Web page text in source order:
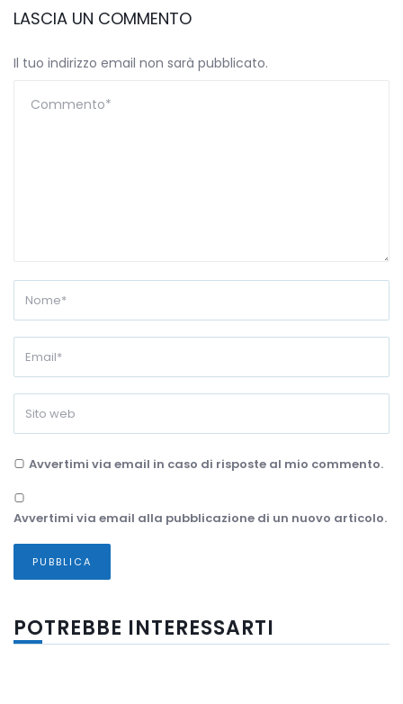
LASCIA UN COMMENTO
Il tuo indirizzo email non sarà pubblicato.
Avvertimi via email in caso di risposte al mio commento.
Avvertimi via email alla pubblicazione di un nuovo articolo.
POTREBBE INTERESSARTI